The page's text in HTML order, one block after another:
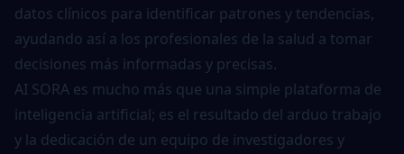
datos clínicos para identificar patrones y tendencias,
ayudando así a los profesionales de la salud a tomar
decisiones más informadas y precisas.
AI SORA es mucho más que una simple plataforma de
inteligencia artificial; es el resultado del arduo trabajo
y la dedicación de un equipo de investigadores y